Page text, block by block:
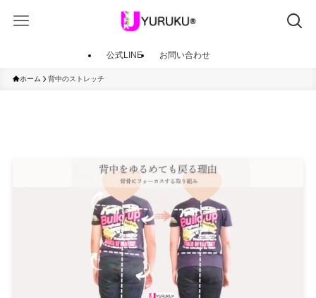
公式LINE お問い合わせ
ホーム 背中のストレッチ